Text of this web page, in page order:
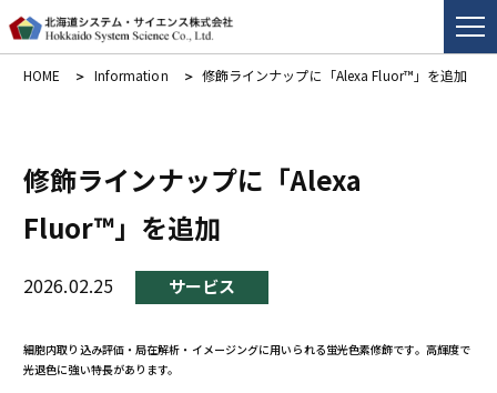
HOME Information 修飾ラインナップに「Alexa Fluor™」を追加
修飾ラインナップに「Alexa
Fluor™」を追加
2026.02.25 サービス
細胞内取り込み評価・局在解析・イメージングに用いられる蛍光色素修飾です。高輝度で
光退色に強い特長があります。